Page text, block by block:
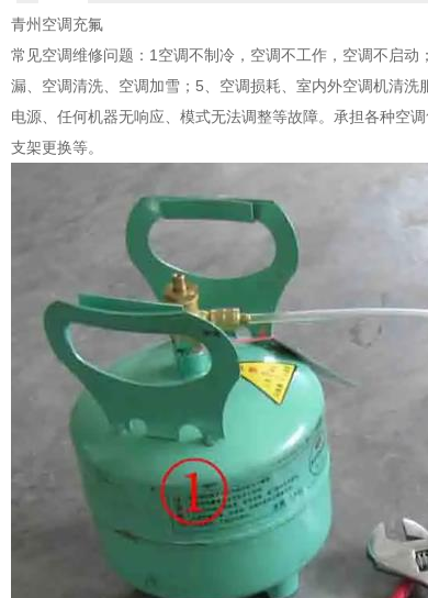
青州空调充氟
常见空调维修问题：1空调不制冷，空调不工作，空调不启
漏、空调清洗、空调加雪；5、空调损耗、室内外空调机清
电源、任何机器无响应、模式无法调整等故障。承担各种空
支架更换等。